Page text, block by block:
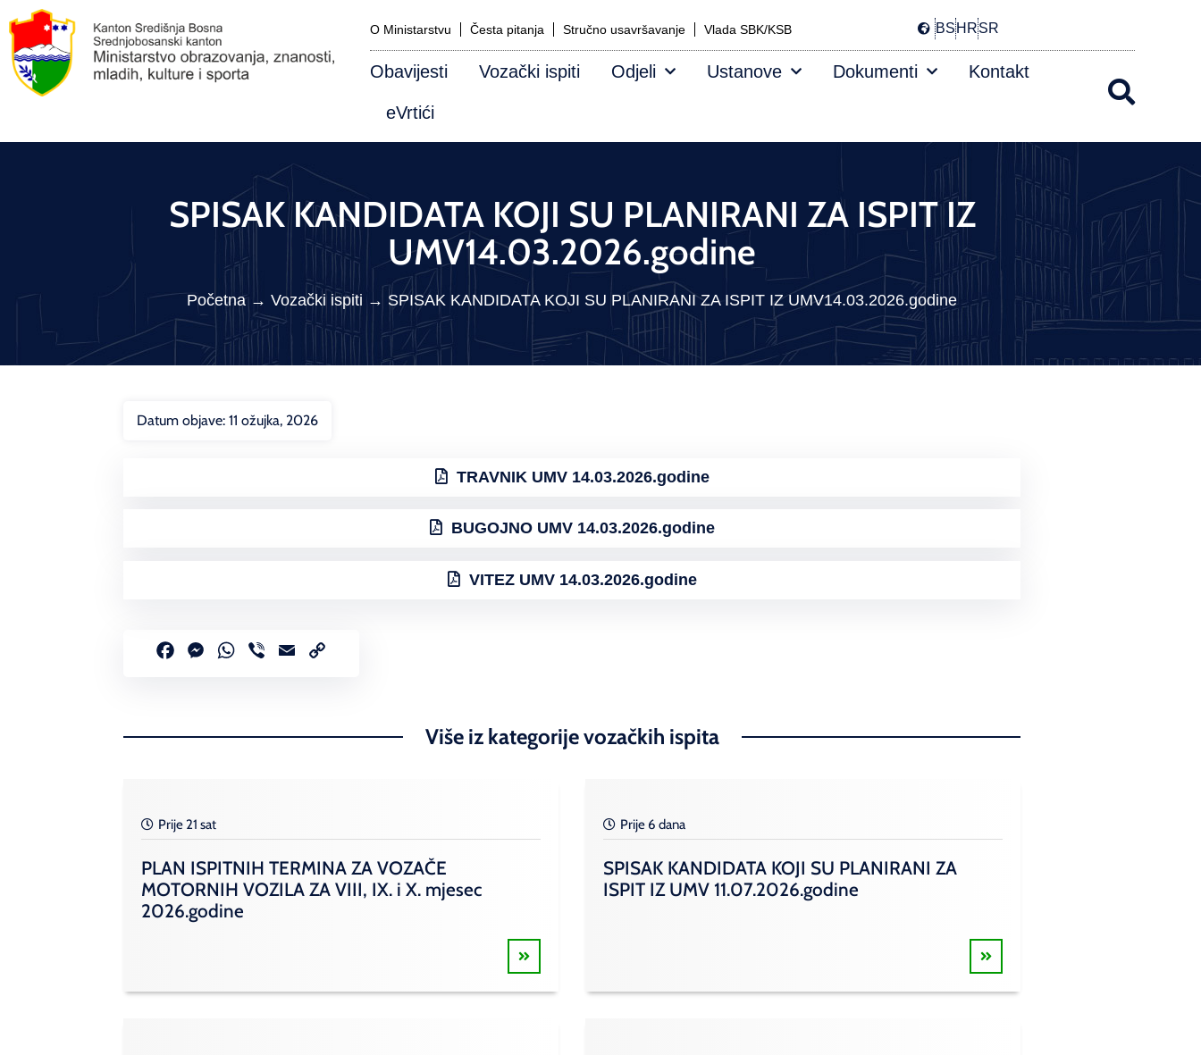
O Ministarstvu Česta pitanja Stručno usavršavanje Vlada SBK/KSB BSHRSR
Obavijesti Vozački ispiti Odjeli Ustanove Dokumenti Kontakt
eVrtići
SPISAK KANDIDATA KOJI SU PLANIRANI ZA ISPIT IZ
UMV14.03.2026.godine
Početna→ Vozački ispiti → SPISAK KANDIDATA KOJI SU PLANIRANI ZA ISPIT IZ UMV14.03.2026.godine
Datum objave: 11 ožujka, 2026
TRAVNIK UMV 14.03.2026.godine
BUGOJNO UMV 14.03.2026.godine
VITEZ UMV 14.03.2026.godine
FacebookMessenger
WhatsApp
Viber Email
Više iz kategorije vozačkih ispita
Prije 21 sat
PLAN ISPITNIH TERMINA ZA VOZAČE
MOTORNIH VOZILA ZA VIII, IX. i X. mjesec
2026.godine
Prije 6 dana
SPISAK KANDIDATA KOJI SU PLANIRANI ZA
ISPIT IZ UMV 11.07.2026.godine